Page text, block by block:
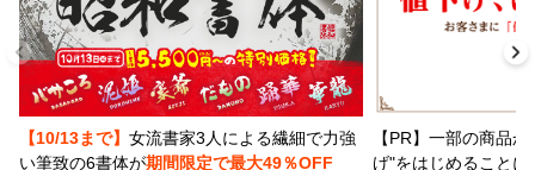
【10/13まで】 女流書家3人による繊細で力強
い筆致の6書体が期間限定で最大49％OFF
【PR】一部の商品
げ"をはじめること